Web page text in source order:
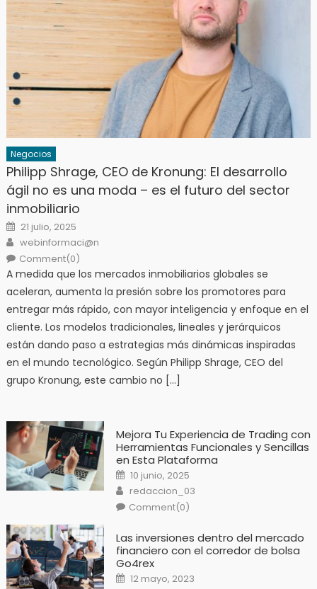
Negocios
Philipp Shrage, CEO de Kronung: El desarrollo
ágil no es una moda – es el futuro del sector
inmobiliario
Posted
on
21 julio, 2025
Author
webinformaci@n
Comment(0)
A medida que los mercados inmobiliarios globales se
aceleran, aumenta la presión sobre los promotores para
entregar más rápido, con mayor inteligencia y enfoque en el
cliente. Los modelos tradicionales, lineales y jerárquicos
están dando paso a estrategias más dinámicas inspiradas
en el mundo tecnológico. Según Philipp Shrage, CEO del
grupo Kronung, este cambio no […]
Mejora Tu Experiencia de Trading con
Herramientas Funcionales y Sencillas
en Esta Plataforma
Posted
on
10 junio, 2025
Author
redaccion_03
Comment(0)
Las inversiones dentro del mercado
financiero con el corredor de bolsa
Go4rex
Posted
on
12 mayo, 2023